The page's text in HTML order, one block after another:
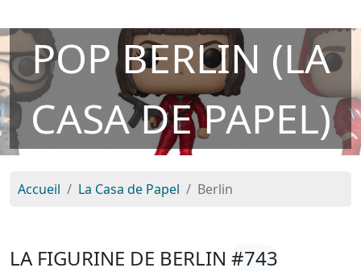
POP BERLIN (LA
CASA DE PAPEL)
Accueil La Casa de Papel Berlin
LA FIGURINE DE BERLIN #743